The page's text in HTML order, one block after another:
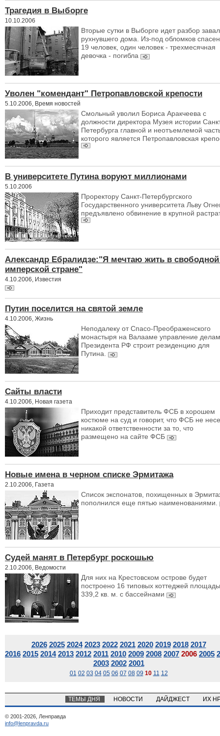
Трагедия в Выборге
10.10.2006
Вторые сутки в Выборге идет разбор
рухнувшего дома. Из-под обломков
19 человек, один человек - трехмесячная
девочка - погибла
Уволен "комендант" Петропавловской крепости
5.10.2006, Время новостей
Смольный уволил Бориса Аракчеева с
должности директора Музея истории
Петербурга главной и неотъемлемой
которого является Петропавловская
В университете Путина воруют миллионами
5.10.2006
Проректору Санкт-Петербургского
Государственного университета Льву
предъявлено обвинение в крупной
Александр Ебралидзе:"Я мечтаю жить в
имперской стране"
4.10.2006, Известия
Путин поселится на святой земле
4.10.2006, Жизнь
Неподалеку от Спасо-Преображенского
монастыря на Валааме управление
Президента РФ строит резиденцию для
Путина.
Сайты власти
4.10.2006, Новая газета
Приходит представитель ФСБ в хорошем
костюме на суд и говорит, что ФСБ не
никакой ответственности за то, что
размещено на сайте ФСБ
Новые имена в черном списке Эрмитажа
2.10.2006, Газета
Список экспонатов, похищенных в
пополнился еще пятью наименованиями.
Судей манят в Петербург роскошью
2.10.2006, Ведомости
Для них на Крестовском острове будет
построено 16 типовых коттеджей
339,2 кв. м. с бассейнами
2026 2025 2024 2023 2022 2021 2020 2019 2018 2017
2016 2015 2014 2013 2012 2011 2010 2009 2008 2007 2006 2005
2003 2002 2001
01 02 03 04 05 06 07 08 09 10 11 12
ТЕМЫ ДНЯ НОВОСТИ ДАЙДЖЕСТ ИХ
© 2001-2026, Ленправда
info@lenpravda.ru